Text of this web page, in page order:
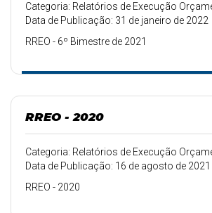
Categoria: Relatórios de Execução
Data de Publicação: 31 de janeiro de 2022
RREO - 6º Bimestre de 2021
RREO - 2020
Categoria: Relatórios de Execução
Data de Publicação: 16 de agosto de 2021
RREO - 2020